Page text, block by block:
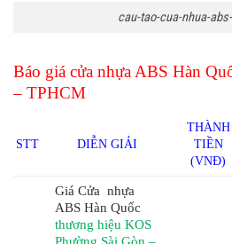
cau-tao-cua-nhua-
Báo giá cửa nhựa ABS Hàn
– TPHCM
STT DIỄN GIẢI
THÀNH
TIỀN
(VNĐ)
Giá Cửa nhựa
ABS Hàn Quốc
thương hiệu KOS
Phường Sài Gòn –